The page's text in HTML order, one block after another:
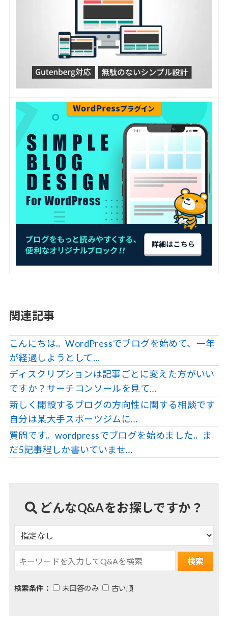
関連記事
こんにちは。WordPressでブログを始めて、一年
が経過しようとして…
ディスクリプションは記事ごとに変えた方がいい
ですか？サーチコンソールを見て…
新しく開設するブログの方向性に関する相談です
自分は某大手スポーツジムに…
質問です。wordpressでブログを始めました。ま
だ5記事程しか書いていませ…
どんなQ&Aをお探しですか？
検索条件： 未回答のみ 古い順